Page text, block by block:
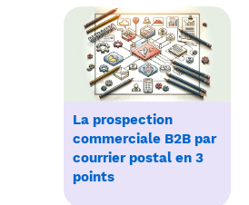
La prospection
commerciale B2B par
courrier postal en 3
points